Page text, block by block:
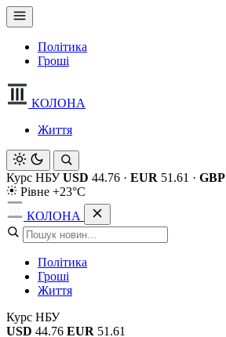
Політика
Гроші
КОЛОНА
Життя
Курс НБУ USD 44.76 · EUR 51.61 · GBP
Рівне +23°C
КОЛОНА
Політика
Гроші
Життя
Курс НБУ
USD 44.76 EUR 51.61